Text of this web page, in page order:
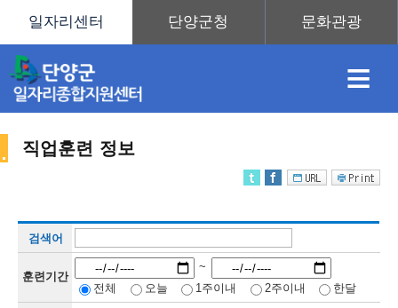
≡
직업훈련 정보
검색어
훈련기간
~
전체
오늘 1주이내 2주이내 한달
직